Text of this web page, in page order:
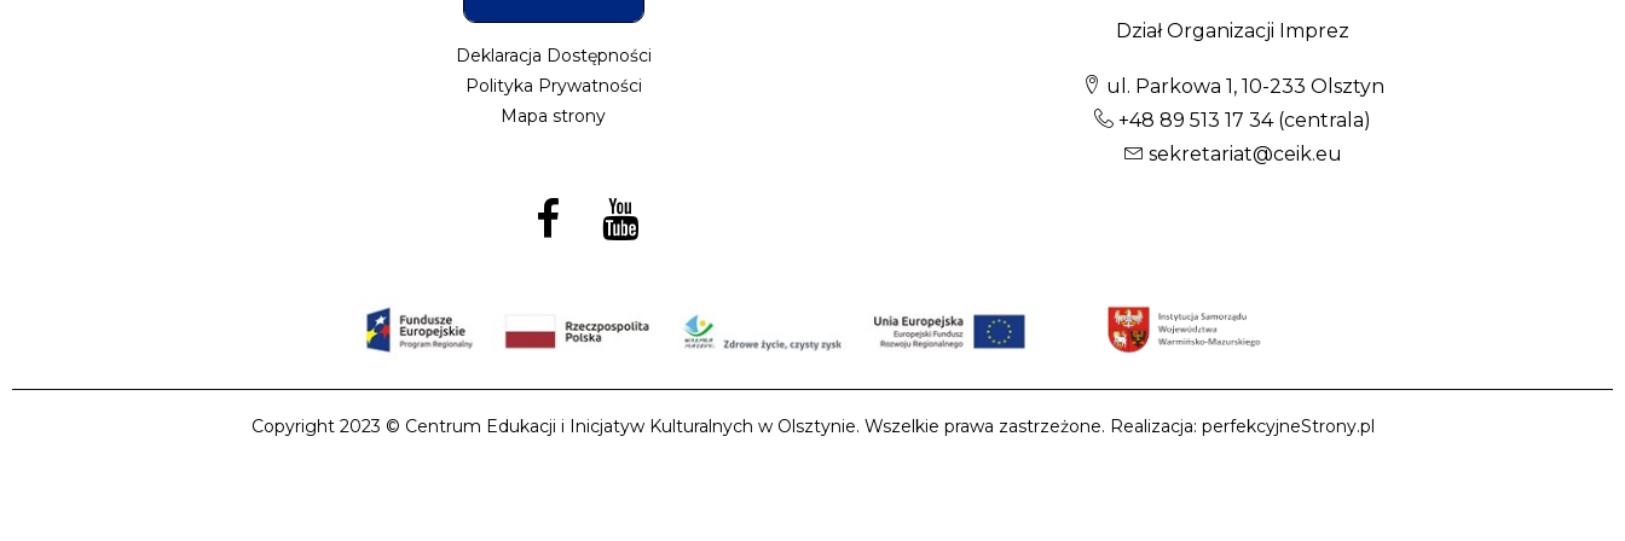
Deklaracja Dostępności
Polityka Prywatności
Mapa strony
Dział Organizacji Imprez
ul. Parkowa 1, 10-233 Olsztyn
+48 89 513 17 34(centrala)
sekretariat@ceik.eu
Copyright 2023 © Centrum Edukacji i Inicjatyw Kulturalnych w Olsztynie. Wszelkie prawa zastrzeżone. Realizacja: perfekcyjneStrony.pl